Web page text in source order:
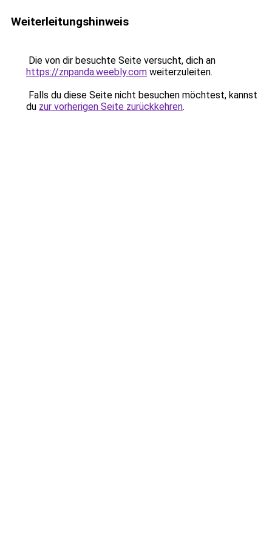
Weiterleitungshinweis
Die von dir besuchte Seite versucht, dich an
https://znpanda.weebly.com weiterzuleiten.
Falls du diese Seite nicht besuchen möchtest, kannst
du zur vorherigen Seite zurückkehren.